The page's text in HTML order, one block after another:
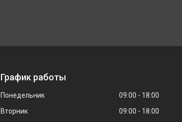
График работы
Понедельник 09:00
18:00
Вторник
09:00
18:00